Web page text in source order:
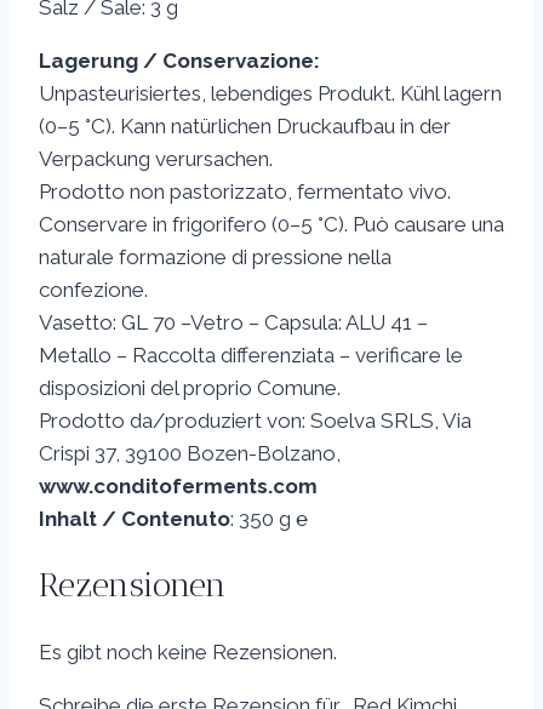
Salz / Sale: 3 g
Lagerung / Conservazione:
Unpasteurisiertes, lebendiges Produkt. Kühl lagern
(0–5 °C). Kann natürlichen Druckaufbau in der
Verpackung verursachen.
Prodotto non pastorizzato, fermentato vivo.
Conservare in frigorifero (0–5 °C). Può causare una
naturale formazione di pressione nella
confezione.
Vasetto: GL 70 –Vetro – Capsula: ALU 41 –
Metallo – Raccolta differenziata – verificare le
disposizioni del proprio Comune.
Prodotto da/produziert von: Soelva SRLS, Via
Crispi 37, 39100 Bozen-Bolzano,
www.conditoferments.com
Inhalt / Contenuto: 350 g ℮
Rezensionen
Es gibt noch keine Rezensionen.